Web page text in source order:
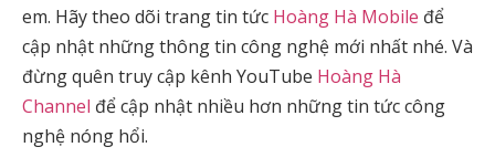
em. Hãy theo dõi trang tin tức Hoàng Hà Mobile để
cập nhật những thông tin công nghệ mới nhất nhé. Và
đừng quên truy cập kênh YouTube Hoàng Hà
Channel để cập nhật nhiều hơn những tin tức công
nghệ nóng hổi.